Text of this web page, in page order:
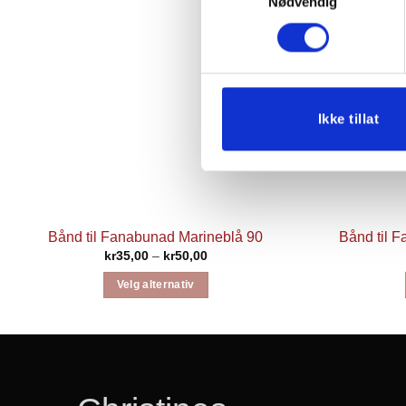
Ikke tillat
Bånd til Fanabunad Marineblå 90
kr35,00 – kr50,00Prisområde:
Velg alternativ
Bånd til